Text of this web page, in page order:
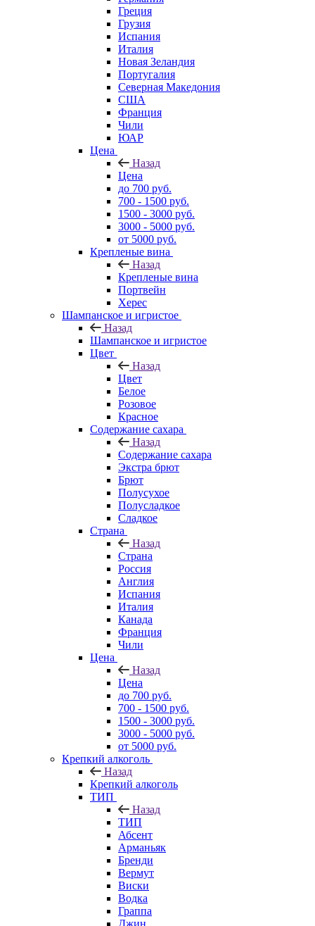
Греция
Грузия
Испания
Италия
Новая Зеландия
Португалия
Северная Македония
США
Франция
Чили
ЮАР
Цена
Назад
Цена
до 700 руб.
700 - 1500 руб.
1500 - 3000 руб.
3000 - 5000 руб.
от 5000 руб.
Крепленые вина
Назад
Крепленые вина
Портвейн
Херес
Шампанское и игристое
Назад
Шампанское и игристое
Цвет
Назад
Цвет
Белое
Розовое
Красное
Содержание сахара
Назад
Содержание сахара
Экстра брют
Брют
Полусухое
Полусладкое
Сладкое
Страна
Назад
Страна
Россия
Англия
Испания
Италия
Канада
Франция
Чили
Цена
Назад
Цена
до 700 руб.
700 - 1500 руб.
1500 - 3000 руб.
3000 - 5000 руб.
от 5000 руб.
Крепкий алкоголь
Назад
Крепкий алкоголь
ТИП
Назад
ТИП
Абсент
Арманьяк
Бренди
Вермут
Виски
Водка
Граппа
Джин